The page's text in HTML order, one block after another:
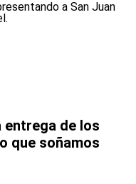
entrega de los
que soñamos